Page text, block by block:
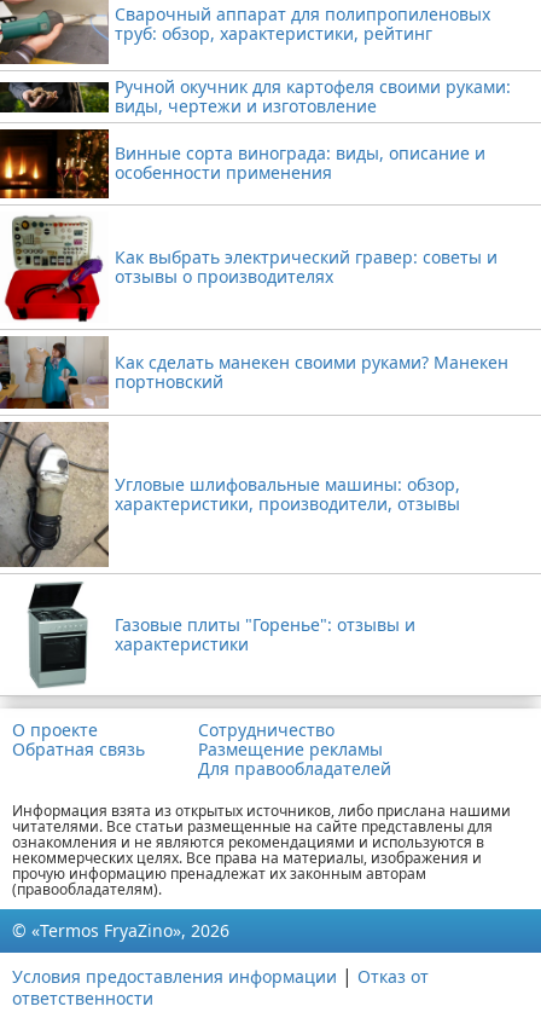
Сварочный аппарат для полипропиленовых
труб: обзор, характеристики, рейтинг
Ручной окучник для картофеля своими руками:
виды, чертежи и изготовление
Винные сорта винограда: виды, описание и
особенности применения
Как выбрать электрический гравер: советы и
отзывы о производителях
Как сделать манекен своими руками? Манекен
портновский
Угловые шлифовальные машины: обзор,
характеристики, производители, отзывы
Газовые плиты "Горенье": отзывы и
характеристики
О проекте
Обратная связь
Сотрудничество
Размещение рекламы
Для правообладателей
Информация взята из открытых источников, либо прислана нашими
читателями. Все статьи размещенные на сайте представлены для
ознакомления и не являются рекомендациями и используются в
некоммерческих целях. Все права на материалы, изображения и
прочую информацию пренадлежат их законным авторам
(правообладателям).
© «Termos FryaZino», 2026
Условия предоставления информации | Отказ от
ответственности